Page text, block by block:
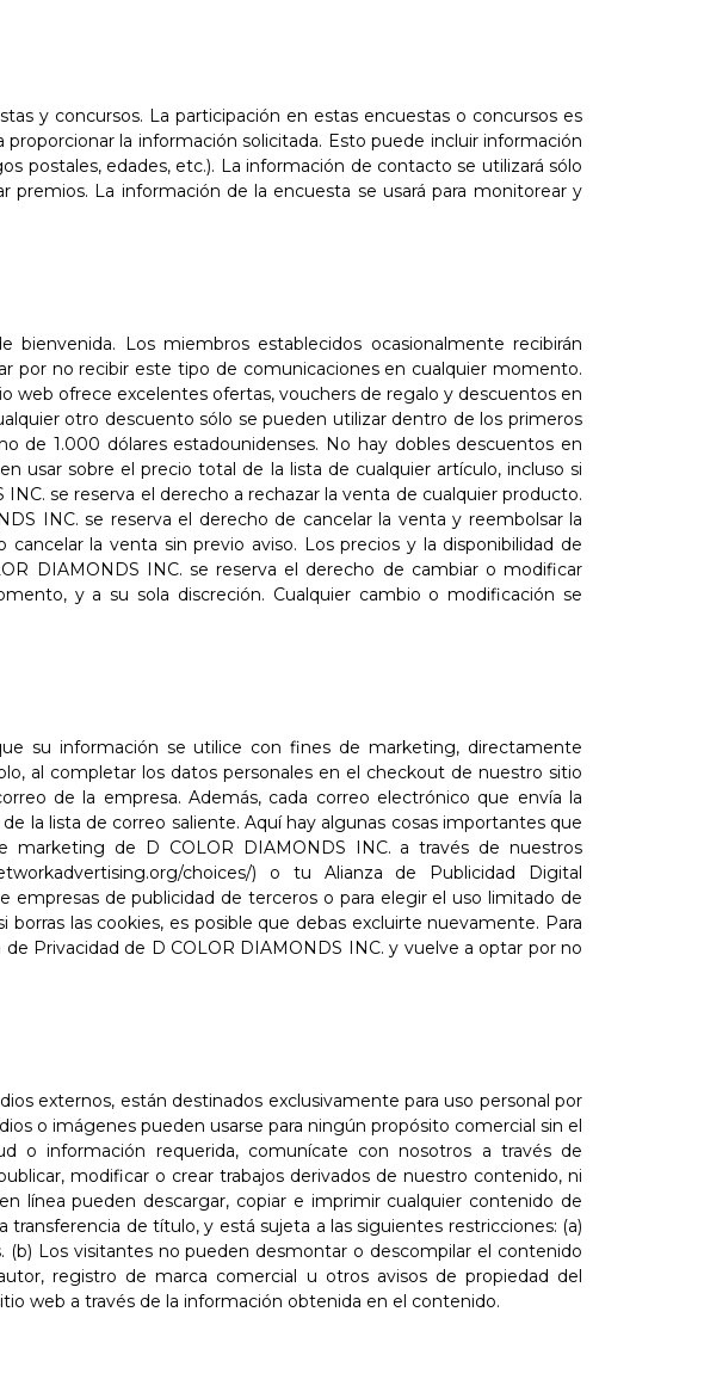
y concursos. La participación en estas encuestas o concursos es
la información solicitada. Esto puede incluir información
postales, edades, etc.). La información de contacto se utilizará sólo
La información de la encuesta se usará para monitorear y
Los miembros establecidos ocasionalmente recibirán
por no recibir este tipo de comunicaciones en cualquier momento.
web ofrece excelentes ofertas, vouchers de regalo y descuentos en
otro descuento sólo se pueden utilizar dentro de los primeros
de 1.000 dólares estadounidenses. No hay dobles descuentos en
usar sobre el precio total de la lista de cualquier artículo, incluso si
se reserva el derecho a rechazar la venta de cualquier producto.
INC. se reserva el derecho de cancelar la venta y reembolsar la
la venta sin previo aviso. Los precios y la disponibilidad de
DIAMONDS INC. se reserva el derecho de cambiar o modificar
y a su sola discreción. Cualquier cambio o modificación se
su información se utilice con fines de marketing, directamente
al completar los datos personales en el checkout de nuestro sitio
de la empresa. Además, cada correo electrónico que envía la
la lista de correo saliente. Aquí hay algunas cosas importantes que
marketing de D COLOR DIAMONDS INC. a través de nuestros
choices/) o tu Alianza de Publicidad Digital
de publicidad de terceros o para elegir el uso limitado de
las cookies, es posible que debas excluirte nuevamente. Para
Privacidad de D COLOR DIAMONDS INC. y vuelve a optar por no
externos, están destinados exclusivamente para uso personal por
o imágenes pueden usarse para ningún propósito comercial sin el
o información requerida, comunícate con nosotros a través de
modificar o crear trabajos derivados de nuestro contenido, ni
línea pueden descargar, copiar e imprimir cualquier contenido de
de título, y está sujeta a las siguientes restricciones: (a)
Los visitantes no pueden desmontar o descompilar el contenido
registro de marca comercial u otros avisos de propiedad del
web a través de la información obtenida en el contenido.